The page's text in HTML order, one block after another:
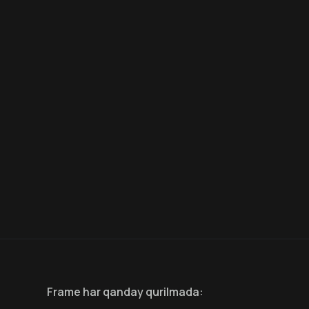
Frame har qanday qurilmada: